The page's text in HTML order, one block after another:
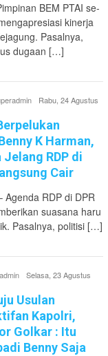
BEM PTAI se-
kinerja
Pasalnya,
dugaan […]
Rabu, 24 Agustus
K Harman,
Jelang RDP di
Cair
Agenda RDP di DPR
suasana haru
Pasalnya, politisi […]
Selasa, 23 Agustus
Usulan
Kapolri,
Golkar : Itu
Benny Saja